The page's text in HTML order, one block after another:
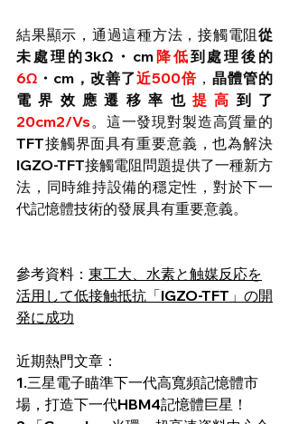
結果顯示，通過這種方法，接觸電阻從
未處理的3kΩ・ cm降低到處理後的
6Ω ・cm，改善了近500倍 ， 晶體管的
電界效應遷移率也 提高 到了
20cm2/Vs。這一發現對製造高質量的
TFT接觸界面具有重要意義，也為解決
IGZO-TFT接觸電阻問題提供了一種新方
法，同時維持設備的穩定性，對於下一
代記憶體技術的發展具有重要意義。
參考資料： 東工大、水素と触媒反応を
活用して低接触抵抗「IGZO-TFT」の開
発に成功
近期熱門文章：
1.三星電子瞄準下一代高寬頻記憶體市
場，打造下一代HBM4記憶體巨星！